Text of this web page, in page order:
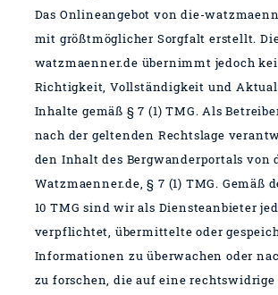
Das Onlineangebot von die-
mit größtmöglicher Sorgfalt erstellt.
watzmaenner.de übernimmt jedoch
Richtigkeit, Vollständigkeit und
Inhalte gemäß § 7 (1) TMG. Als
nach der geltenden Rechtslage
den Inhalt des Bergwanderportals von
Watzmaenner.de, § 7 (1) TMG. Gemäß
10 TMG sind wir als Diensteanbieter
verpflichtet, übermittelte oder
Informationen zu überwachen oder
zu forschen, die auf eine